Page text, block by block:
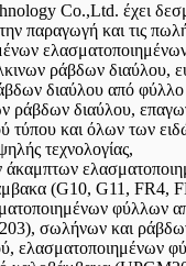
Co.,Ltd. έχει
παραγωγή και τις
ράβδων διαύλου,
διαύλου από
ράβδων διαύλου,
τύπου και όλων των
τεχνολογίας,
άκαμπτων
(G10, G11, FR4,
φύλλων
σωλήνων και
ελασματοποιημένων